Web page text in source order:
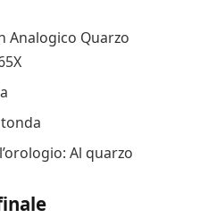
Analogico Quarzo
Al quarzo